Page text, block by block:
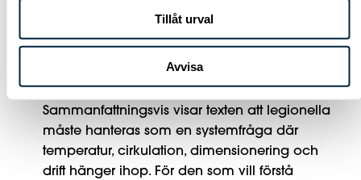
Tillåt urval
Avvisa
temperaturhållning, efter ombyggnationer
genomgång bör omfatta mätning i
beredare, VVC-retur och vid tappställen samt
kontroll av den hydrauliska balansen.
Sammanfattningsvis visar texten att legionella
måste hanteras som en systemfråga där
temperatur, cirkulation, dimensionering och
drift hänger ihop. För den som vill förstå